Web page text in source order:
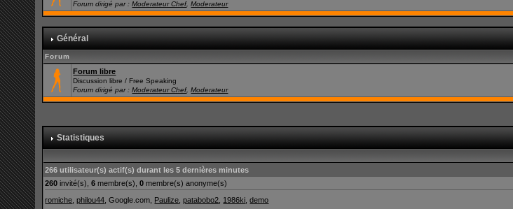
Forum dirigé par :Moderateur Chef,Moderateur
Général
Forum
Forum libre
Discussion libre / Free Speaking
Forum dirigé par :Moderateur Chef,Moderateur
Statistiques
266 utilisateur(s) actif(s) durant les 5 dernières minutes
260 invité(s),6 membre(s),0 membre(s) anonyme(s)
romiche ,philou44 , Google.com, Paulize ,patabobo2 1986ki ,demo